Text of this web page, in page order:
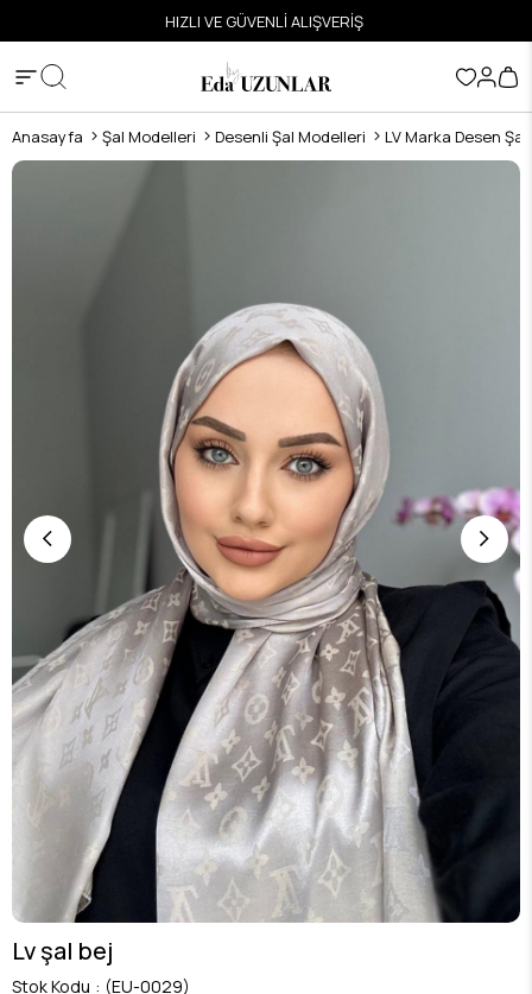
HIZLI VE GÜVENLİ ALIŞVERİŞ
Anasayfa Şal Modelleri Desenli Şal Modelleri LV Marka Desen Şal
Lv şal bej
Stok Kodu (EU-0029)